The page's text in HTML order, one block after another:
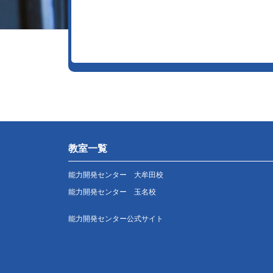
教室一覧
能力開発センター 大牟田校
能力開発センター 玉名校
能力開発センター公式サイト